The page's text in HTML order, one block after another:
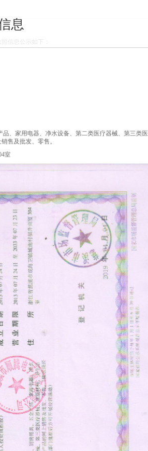
息
信息公示如下：
、家用电器、净水设备、第二类医疗器械、第三类医
售及批发、零售。
室